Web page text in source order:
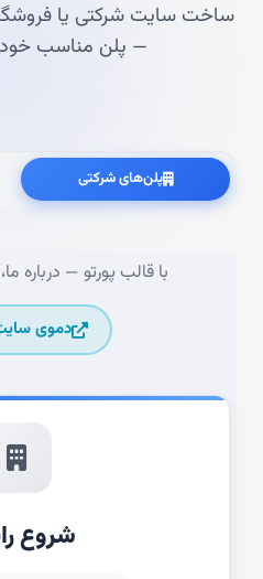
ساخت سایت شرکتی یا
— پلن مناسب خود
پلن‌های شرکتی
با قالب پورتو — درباره
دموی
شروع